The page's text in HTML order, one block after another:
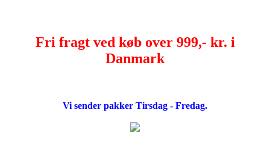
Fri fragt ved køb over 999,- kr. i
Danmark
Vi sender pakker Tirsdag - Fredag.